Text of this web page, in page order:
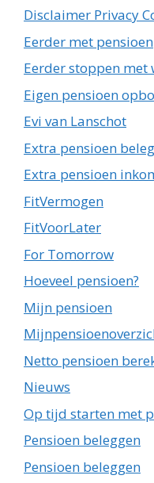
Disclaimer Privacy
Eerder met pensioen
Eerder stoppen met
Eigen pensioen
Evi van Lanschot
Extra pensioen
Extra pensioen
FitVermogen
FitVoorLater
For Tomorrow
Hoeveel pensioen?
Mijn pensioen
Netto pensioen
Nieuws
Op tijd starten met
Pensioen beleggen
Pensioen beleggen